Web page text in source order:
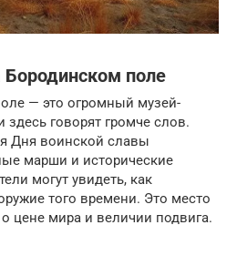
поле
— это огромный музей-
говорят громче слов.
Дня воинской славы
марши и исторические
могут увидеть, как
того времени. Это место
о цене мира и величии подвига.